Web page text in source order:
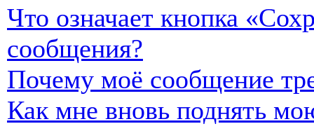
Что означает кнопка
сообщения?
Почему моё сообщение
Как мне вновь поднять